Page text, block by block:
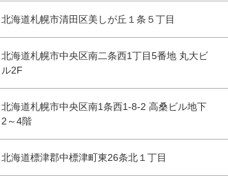
北海道札幌市清田区美しが丘１条５丁目
北海道札幌市中央区南二条西1丁目5番地 丸大ビ
ル2F
北海道札幌市中央区南1条西1-8-2 高桑ビル地下
2～4階
北海道標津郡中標津町東26条北１丁目